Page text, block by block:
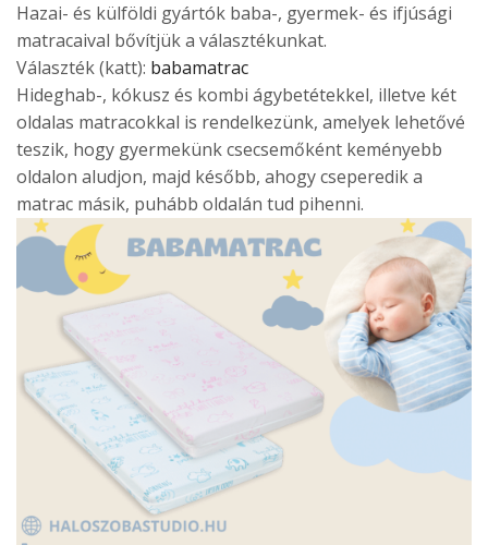
Hazai- és külföldi gyártók baba-, gyermek- és ifjúsági
matracaival bővítjük a választékunkat.
Választék (katt): babamatrac
Hideghab-, kókusz és kombi ágybetétekkel, illetve két
oldalas matracokkal is rendelkezünk, amelyek lehetővé
teszik, hogy gyermekünk csecsemőként keményebb
oldalon aludjon, majd később, ahogy cseperedik a
matrac másik, puhább oldalán tud pihenni.